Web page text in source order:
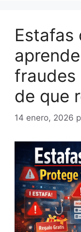
Estafas
fraudes
de que
14 enero, 2026